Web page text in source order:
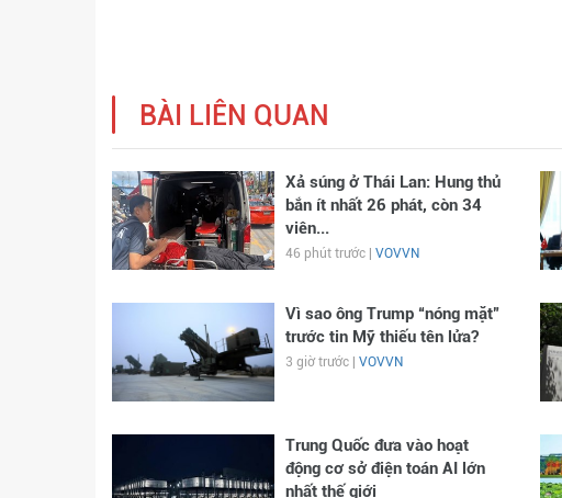
BÀI LIÊN QUAN
Xả súng ở Thái Lan: Hung thủ
bắn ít nhất 26 phát, còn 34
viên...
46 phút trước | VOVVN
Vì sao ông Trump “nóng mặt”
trước tin Mỹ thiếu tên lửa?
3 giờ trước | VOVVN
Trung Quốc đưa vào hoạt
động cơ sở điện toán AI lớn
nhất thế giới